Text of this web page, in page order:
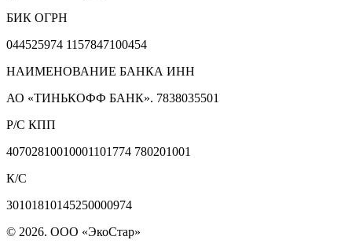
БИК ОГРН
044525974 1157847100454
НАИМЕНОВАНИЕ БАНКА ИНН
АО «ТИНЬКОФФ БАНК». 7838035501
Р/С КПП
40702810010001101774 780201001
К/С
30101810145250000974
© 2026. ООО «ЭкоСтар»